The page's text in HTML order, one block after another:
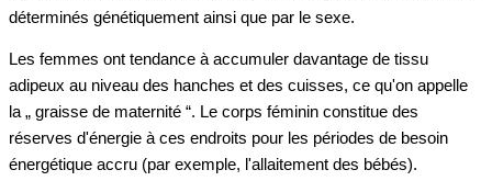
déterminés génétiquement ainsi que par le sexe.
Les femmes ont tendance à accumuler davantage de tissu
adipeux au niveau des hanches et des cuisses, ce qu'on appelle
la „ graisse de maternité “. Le corps féminin constitue des
réserves d'énergie à ces endroits pour les périodes de besoin
énergétique accru (par exemple, l'allaitement des bébés).